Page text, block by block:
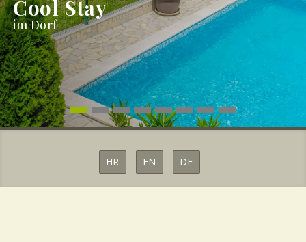
Cool Stay
im Dorf
HR EN DE